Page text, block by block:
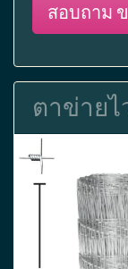
สอบถาม
ตาข่าย